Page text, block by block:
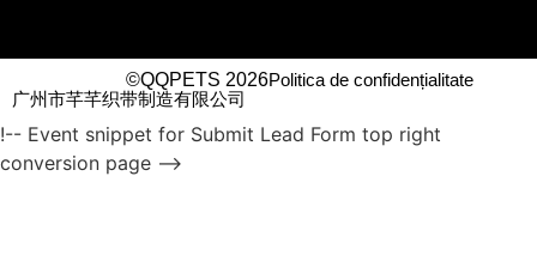
©QQPETS 2026Politica de confidențialitate
广州市芊芊织带制造有限公司
!-- Event snippet for Submit Lead Form top right
conversion page -->